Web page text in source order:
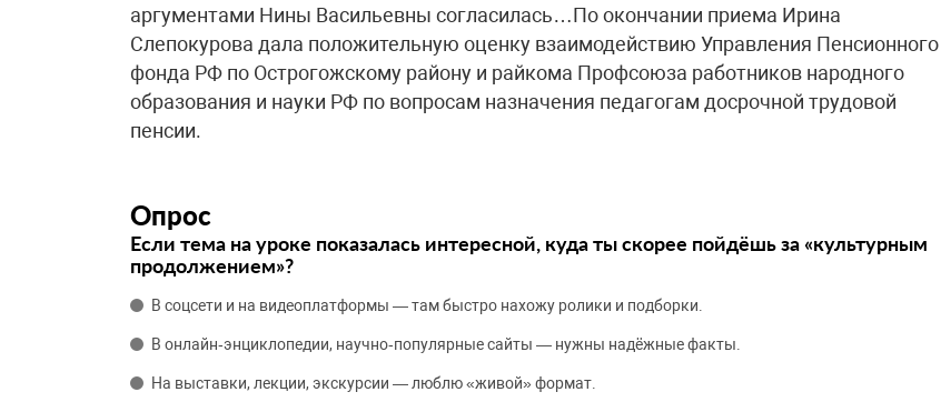
аргументами Нины Васильевны согласилась…По окончании приема Ирина
Слепокурова дала положительную оценку взаимодействию Управления Пенсионного
фонда РФ по Острогожскому району и райкома Профсоюза работников народного
образования и науки РФ по вопросам назначения педагогам досрочной трудовой
пенсии.
Опрос
Если тема на уроке показалась интересной, куда ты скорее пойдёшь за «культурным
продолжением»?
В соцсети и на видеоплатформы — там быстро нахожу ролики и подборки.
В онлайн‑энциклопедии, научно‑популярные сайты — нужны надёжные факты.
На выставки, лекции, экскурсии — люблю «живой» формат.